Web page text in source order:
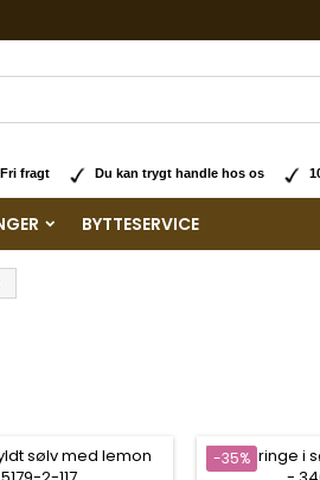
Fri fragt Du kan trygt handle hos os
BYTTESERVICE
-35%